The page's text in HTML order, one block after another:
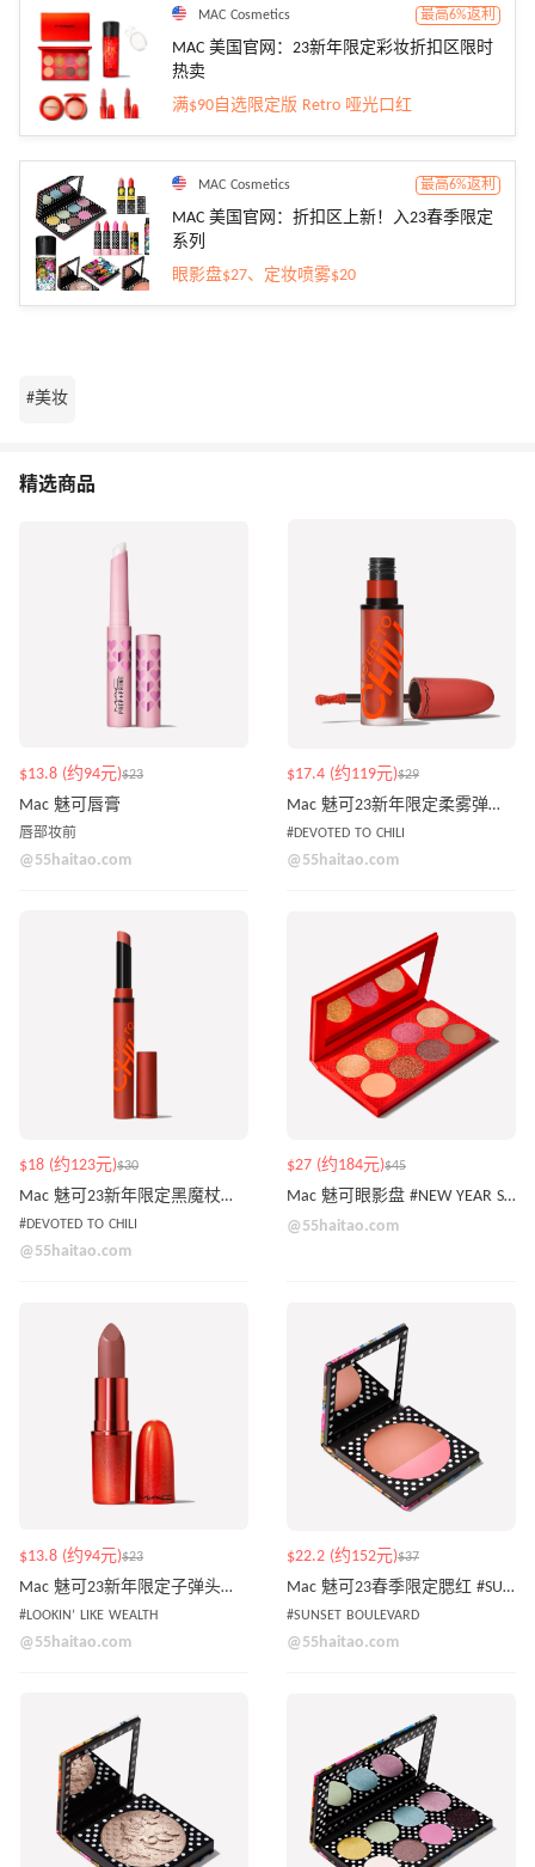
MAC Cosmetics 最高6%返利
MAC 美国官网：23新年限定彩妆折扣区限时
热卖
满$90自选限定版 Retro 哑光口红
MAC Cosmetics 最高6%返利
MAC 美国官网：折扣区上新！入23春季限定
系列
眼影盘$27、定妆喷雾$20
#美妆
精选商品
$13.8 (约94元)$23
Mac 魅可唇膏
唇部妆前
@55haitao.com
$17.4 (约119元)$29
Mac 魅可23新年限定柔雾弹唇釉 #DEVOTED TO CHILI
#DEVOTED TO CHILI
@55haitao.com
$18 (约123元)$30
Mac 魅可23新年限定黑魔杖唇膏 #DEVOTED TO CHILI
#DEVOTED TO CHILI
@55haitao.com
$27 (约184元)$45
Mac 魅可眼影盘 #NEW YEAR SHINE
@55haitao.com
$13.8 (约94元)$23
Mac 魅可23新年限定子弹头唇膏 #LOOKIN’ LIKE WEALTH
#LOOKIN’ LIKE WEALTH
@55haitao.com
$22.2 (约152元)$37
Mac 魅可23春季限定腮红 #SUNSET BOULEVARD
#SUNSET BOULEVARD
@55haitao.com